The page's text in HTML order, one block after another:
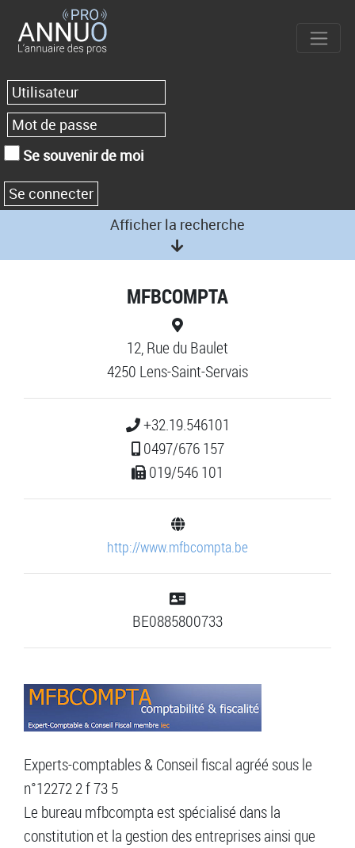
Se souvenir de moi
Afficher la recherche
MFBCOMPTA
12, Rue du Baulet
4250 Lens-Saint-Servais
+32.19.546101
0497/676 157
019/546 101
http://www.mfbcompta.be
BE0885800733
Experts-comptables & Conseil fiscal agréé sous le
n°12272 2 f 73 5
Le bureau mfbcompta est spécialisé dans la
constitution et la gestion des entreprises ainsi que